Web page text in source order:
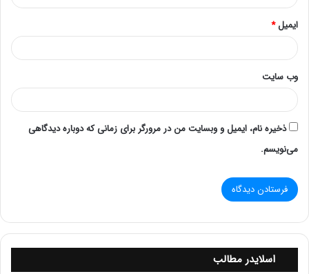
قابل اعتماد بین دو دستگاه برقرار می‌کنند.
Protocol) استفاده می‌شوند. آن‌ها سریع‌تر هستند اما قابلیت
می‌شوند.Socket
نحوه کار سوکت‌ها
برقرار کند، ابتدا یک سوکت ایجاد می‌کند. سپس، این سوکت به
اتصال، برنامه می‌تواند داده‌ها را ارسال و دریافت کند.
کاربردهای سوکت
ایمیل*
وب‌ سایت
ذخیره نام، ایمیل و وبسایت من در مرورگر برای زمانی که دوباره دیدگاهی
می‌نویسم.
اسلایدر مطالب